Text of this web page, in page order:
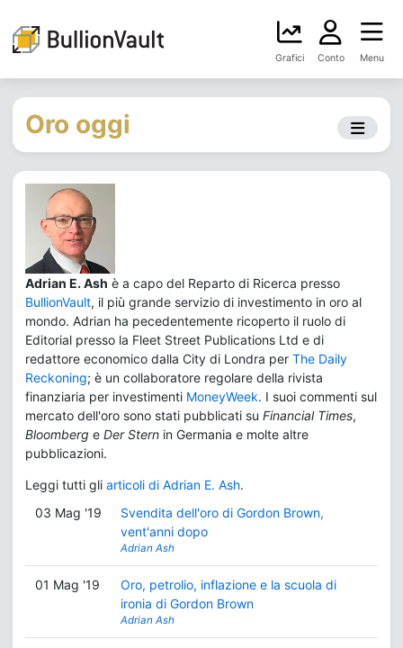
Grafici Conto Menu
Oro oggi
Adrian E. Ash è a capo del Reparto di Ricerca presso
BullionVault, il più grande servizio di investimento in oro al
mondo. Adrian ha pecedentemente ricoperto il ruolo di
Editorial presso la Fleet Street Publications Ltd e di
redattore economico dalla City di Londra per The Daily
Reckoning; è un collaboratore regolare della rivista
finanziaria per investimenti MoneyWeek. I suoi commenti sul
mercato dell'oro sono stati pubblicati su Financial Times,
Bloomberg e Der Stern in Germania e molte altre
pubblicazioni.
Leggi tutti gli articoli di Adrian E. Ash.
03 Mag '19
Svendita dell'oro di Gordon Brown,
vent'anni dopo
Adrian Ash
01 Mag '19
Oro, petrolio, inflazione e la scuola di
ironia di Gordon Brown
Adrian Ash